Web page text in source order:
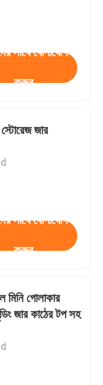
সাথে যোগাযোগ
করুন
জার
সাথে যোগাযোগ
করুন
গোলাকার
জার কাঠের টপ সহ